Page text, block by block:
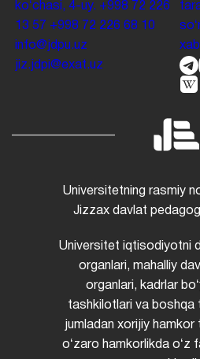
koʻchasi, 4-uy. +998 72 226
13 57 +998 72 226 68 10
info@jdpu.uz
jiz.jdpi@exat.uz
Universitetning rasmiy
Jizzax davlat
Universitet iqtisodiyotni
organlari, mahalliy
organlari, kadrlar
tashkilotlari va boshqa
jumladan xorijiy hamkor
oʻzaro hamkorlikda oʻz